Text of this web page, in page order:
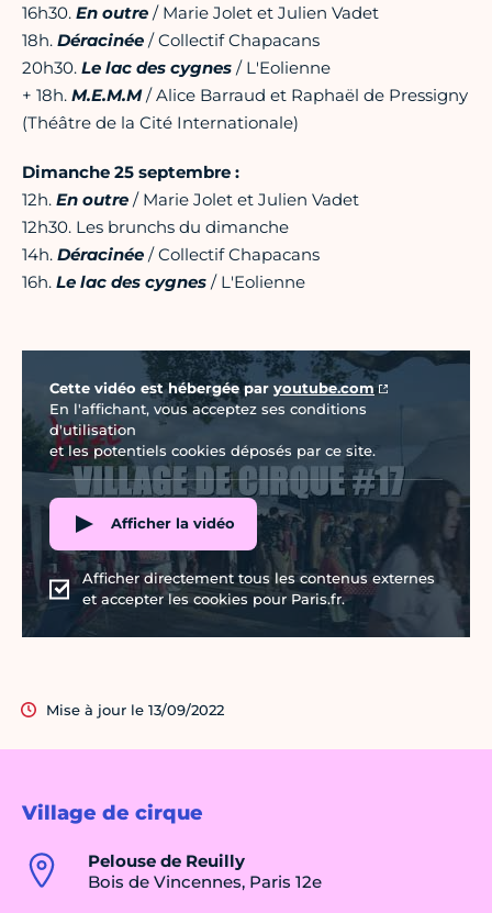
Village de cirque
Pelouse de Reuilly
Bois de Vincennes, Paris 12e
16h30. En outre / Marie Jolet et Julien Vadet
18h. Déracinée / Collectif Chapacans
20h30. Le lac des cygnes / L'Eolienne
+ 18h. M.E.M.M/ Alice Barraud et Raphaël de Pressigny
(Théâtre de la Cité Internationale)
Dimanche 25 septembre :
12h. En outre / Marie Jolet et Julien Vadet
12h30. Les brunchs du dimanche
14h. Déracinée / Collectif Chapacans
16h. Le lac des cygnes / L'Eolienne
Cette vidéo est hébergée par youtube.com
En l'affichant, vous acceptez ses conditions
d'utilisation
et les potentiels cookies déposés par ce site.
Afficher la vidéo
Afficher directement tous les contenus externes
et accepter les cookies pour Paris.fr.
Mise à jour le 13/09/2022